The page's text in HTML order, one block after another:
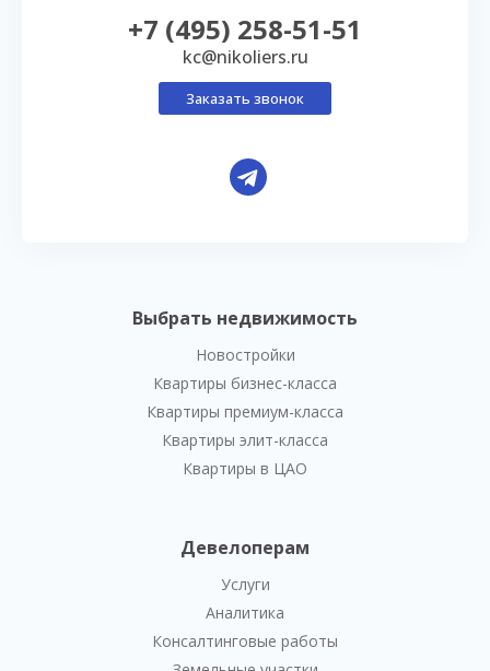
Выбрать недвижимость
Новостройки
Квартиры бизнес-класса
Квартиры премиум-класса
Квартиры элит-класса
Квартиры в ЦАО
Девелоперам
Услуги
Аналитика
Консалтинговые работы
+7 (495) 258-51-51
kc@nikoliers.ru
Заказать звонок